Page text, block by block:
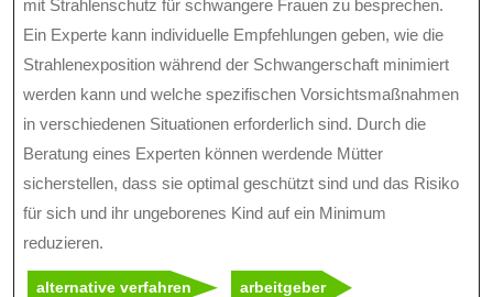
mit Strahlenschutz für schwangere Frauen zu besprechen.
Ein Experte kann individuelle Empfehlungen geben, wie die
Strahlenexposition während der Schwangerschaft minimiert
werden kann und welche spezifischen Vorsichtsmaßnahmen
in verschiedenen Situationen erforderlich sind. Durch die
Beratung eines Experten können werdende Mütter
sicherstellen, dass sie optimal geschützt sind und das Risiko
für sich und ihr ungeborenes Kind auf ein Minimum
reduzieren.
alternative verfahren arbeitgeber